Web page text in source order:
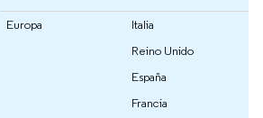
Europa
Italia
Reino Unido
España
Francia